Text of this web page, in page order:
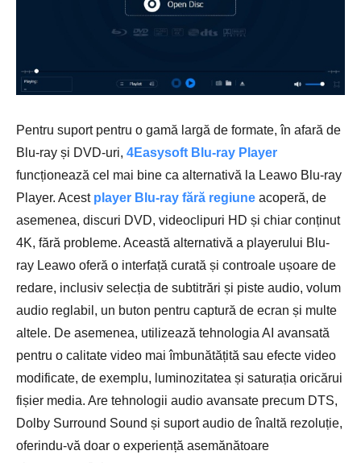
Pentru suport pentru o gamă largă de formate, în afară de
Blu-ray și DVD-uri, 4Easysoft Blu-ray Player
funcționează cel mai bine ca alternativă la Leawo Blu-ray
Player. Acest player Blu-ray fără regiune acoperă, de
asemenea, discuri DVD, videoclipuri HD și chiar conținut
4K, fără probleme. Această alternativă a playerului Blu-
ray Leawo oferă o interfață curată și controale ușoare de
redare, inclusiv selecția de subtitrări și piste audio, volum
audio reglabil, un buton pentru captură de ecran și multe
altele. De asemenea, utilizează tehnologia AI avansată
pentru o calitate video mai îmbunătățită sau efecte video
modificate, de exemplu, luminozitatea și saturația oricărui
fișier media. Are tehnologii audio avansate precum DTS,
Dolby Surround Sound și suport audio de înaltă rezoluție,
oferindu-vă doar o experiență asemănătoare